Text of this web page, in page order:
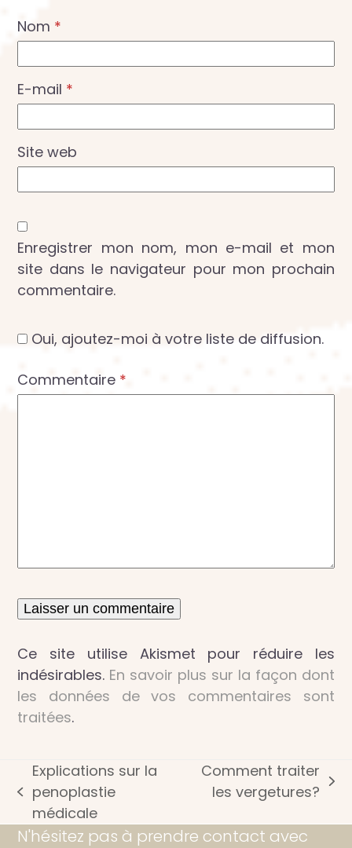
Nom *
E-mail *
Site web
Enregistrer mon nom, mon e-mail et mon
site dans le navigateur pour mon prochain
commentaire.
Oui, ajoutez-moi à votre liste de diffusion.
Commentaire *
Ce site utilise Akismet pour réduire les
indésirables. En savoir plus sur la façon dont
les données de vos commentaires sont
traitées.
previous
post:
Explications sur la
penoplastie
médicale
next
Comment traiter
les vergetures?
N'hésitez pas à prendre contact avec